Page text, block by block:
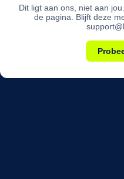
Dit ligt aan ons, niet aan
de pagina. Blijft deze